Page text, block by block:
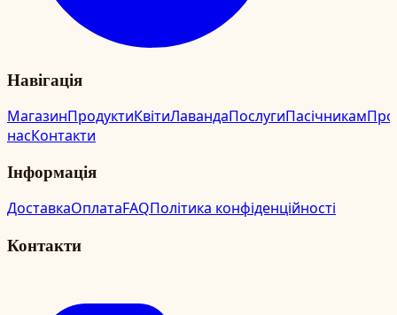
Навігація
МагазинПродуктиКвітиЛавандаПослугиПасічникамПро
насКонтакти
Інформація
ДоставкаОплатаFAQПолітика конфіденційності
Контакти